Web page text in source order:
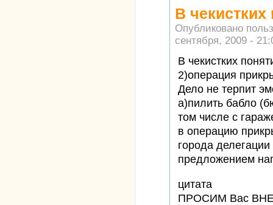
В чекистких
Опубликовано
сентября, 2009 -
В чекистких
2)операция
Дело не терпит
а)пилить бабло
том числе с
в операцию
города
предложением
цитата
ПРОСИМ Вас